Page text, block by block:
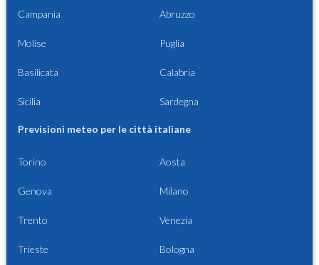
Campania Abruzzo
Molise Puglia
Basilicata Calabria
Sicilia Sardegna
Previsioni meteo per le città italiane
Torino Aosta
Genova Milano
Trento Venezia
Trieste Bologna